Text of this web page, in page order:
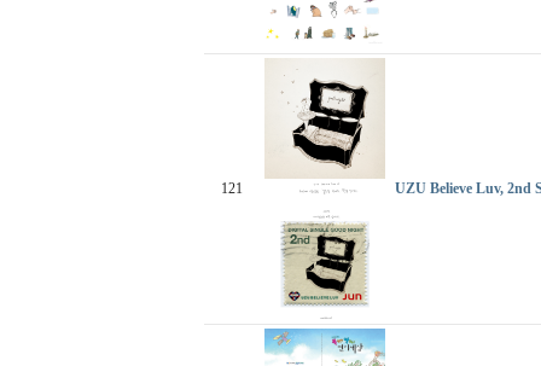
121 UZU Believe Luv, 2nd